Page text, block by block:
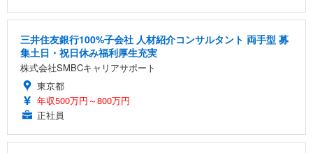
三井住友銀行100%子会社 人材紹介コンサルタント 両手型 募
集土日・祝日休み福利厚生充実
株式会社SMBCキャリアサポート
東京都
年収500万円～800万円
正社員